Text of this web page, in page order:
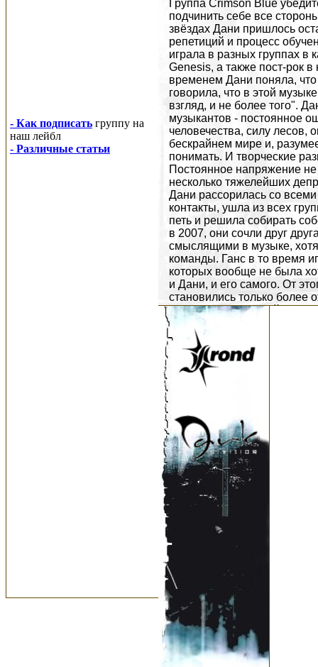
- Как подписать группу на
наш лейбл
- Различные статьи
Группа Crimson Blue убедительно доказывает, что одна высокая идея способна подчинить себе все стороны творческой деятельности. Всю жизнь мечтавшей о звёздах Дани пришлось оставить астрономический факультет МГУ. График репетиций и процесс обучения сильно мешали друг другу. В то время Дани играла в разных группах в качестве клавишницы, исполняя арт-рок в стиле Yes, Genesis, а также пост-рок в ключе таких команд, как Anathema и Katatonia. Со временем Дани поняла, что эта музыка для неё недостаточно глубока. Дани говорила, что в этой музыке "вещи являются тем, чем кажутся на первый взгляд, и не более того". Дани хотела донести то, что она чувствует до музыкантов - постоянное ощущение взаимодействия с вселенной, одиночество человечества, силу лесов, ощущение того, что Земля - это песчинка в бескрайнем мире и, разумеется, - красоту звёзд. Музыканты отказывались её понимать. И творческие разногласия превращались в настоящую войну. Постоянное напряжение не могло не дать о себе знать - Дани перенесла несколько тяжелейших депрессий и срывов, результатом которых стало то, что Дани рассорилась со всеми своими бывшими друзьями, оборвала все контакты, ушла из всех групп и университета. Вскоре после этого Дани начала петь и решила собирать собственную группу. Когда Дани и Ганс познакомились в 2007, они сочли друг друга пафосными, зазнавшимися и ничего не смыслящими в музыке, хотя любили и слушали примерно одни и те же команды. Ганс в то время играл в московской поп-рок группе "Гвозди", музыка которых вообще не была хоть сколько-нибудь концептуальной, что раздражало и Дани, и его самого. От этого обсуждения музыкальных пристрастий становились только более ожесточёнными. Как это часто бывает в таких отношениях, каждый пытался утвердить над "зазнавшимся" товарищем своё музыкальное превосходство и изощрённость собственного вкуса, в данном случае музыкального. В ходе этой "войны пристрастий" Дани и Ганс вскоре обнаружили, что не только стали слушать гораздо более тяжёлую музыку, но и собрали группу и стали её играть. На первых репетициях в 2008 состав менялся так часто, что сами музыканты не помнят ни имён многих приходивших музыкантов, ни их количества, лишь приблизительно определяя его как "несколько десятков". Среди этих музыкантов был и Андрей Барик, с которым Ганс играл тогда в "Гвоздях" и который ещё присоединится к группе спустя три года. Из песен написанных в то время до дебютного альбома дожила только Haesitatio. В общем, звучание напоминало Tool, но, по словам Ганса, было "значительно скучнее". Вскоре, однако, конфликты с набранным составом достигли такой силы, что Дани и Ганс приняли решения распустить всё, что с таким трудом создавалось, и в очередной раз начать с чистого листа. Среди музыкантов потом ходила шутка, что чистый лист - единственный постоянный член состава. Где-то в начале 2009 в группе, тогда ещё не имевшей названия, наконец собрался постоянный состав: Дани (вокал), Ганс (гитара), Иван "Башка" Соболевский (бас) из гр. "Последнее Слово", барабанщик Бабар и соратник Дани по арт-рок сайд-проекту, гитарист Иван "Еретик" Михайлов, заслуживший своё прозвище за твёрдость музыкальных убеждений, как правило, идущих вразрез с убеждениями остальных. В это время были написаны "Iceland", "Nagual", "Forest" и "Ave" а также "Human Upgrade Lab vol. 1". Некоторое время иронично называвшая себя "Tragic Raven" группа весной